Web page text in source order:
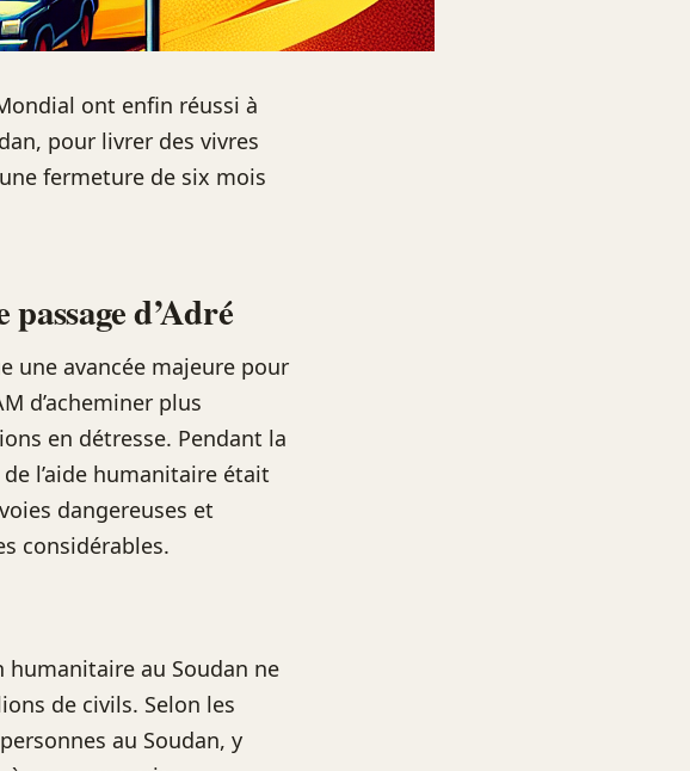
ont enfin réussi à
pour livrer des vivres
fermeture de six mois
d’Adré
une avancée majeure pour
d’acheminer plus
en détresse. Pendant la
l’aide humanitaire était
dangereuses et
considérables.
au Soudan ne
de civils. Selon les
au Soudan, y